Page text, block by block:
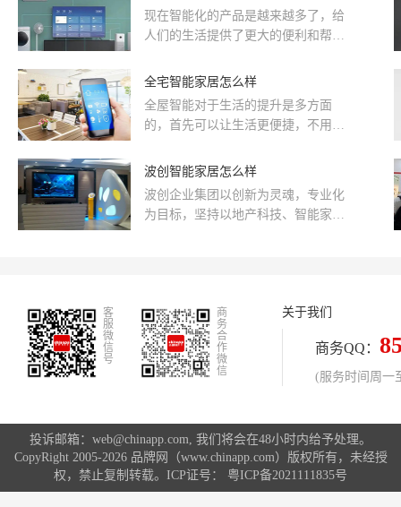
能门铃、智能摄像头、新风系统、背
景音乐系统、智能控制板、智能马
现在智能化的产品是越来越多了，给
人们的生活提供了更大的便利和帮
是应该选择出来好的产品才行。
全宅智能家居怎么样
全屋智能对于生活的提升是多方面
的，首先可以让生活更便捷，不用为
不到，不用再为复杂的设备不会操控
题。
波创智能家居怎么样
波创企业集团以创新为灵魂，专业化
为目标，坚持以地产科技、智能家居
业集团致力于成为中国最大、国际知
名的家居智能化、小区智能化产品制
造商及方案提供商。
客
服
微
信
号
商
务
合
作
微
信
关于我们
商务QQ：
(服务时间周一
投诉邮箱：web@chinapp.com, 我们将会在48小时内给予处理。
CopyRight 2005-2026 品牌网（www.chinapp.com）版权所有，未经授
权，禁止复制转载。ICP证号： 粤ICP备2021111835号